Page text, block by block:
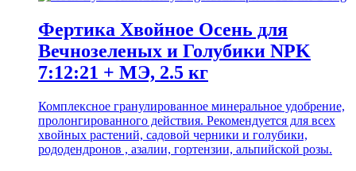
Фертика Хвойное Осень для
Вечнозеленых и Голубики NPK
7:12:21 + МЭ, 2.5 кг
Комплексное гранулированное минеральное удобрение,
пролонгированного действия. Рекомендуется для всех
хвойных растений, садовой черники и голубики,
рододендронов , азалии, гортензии, альпийской розы.